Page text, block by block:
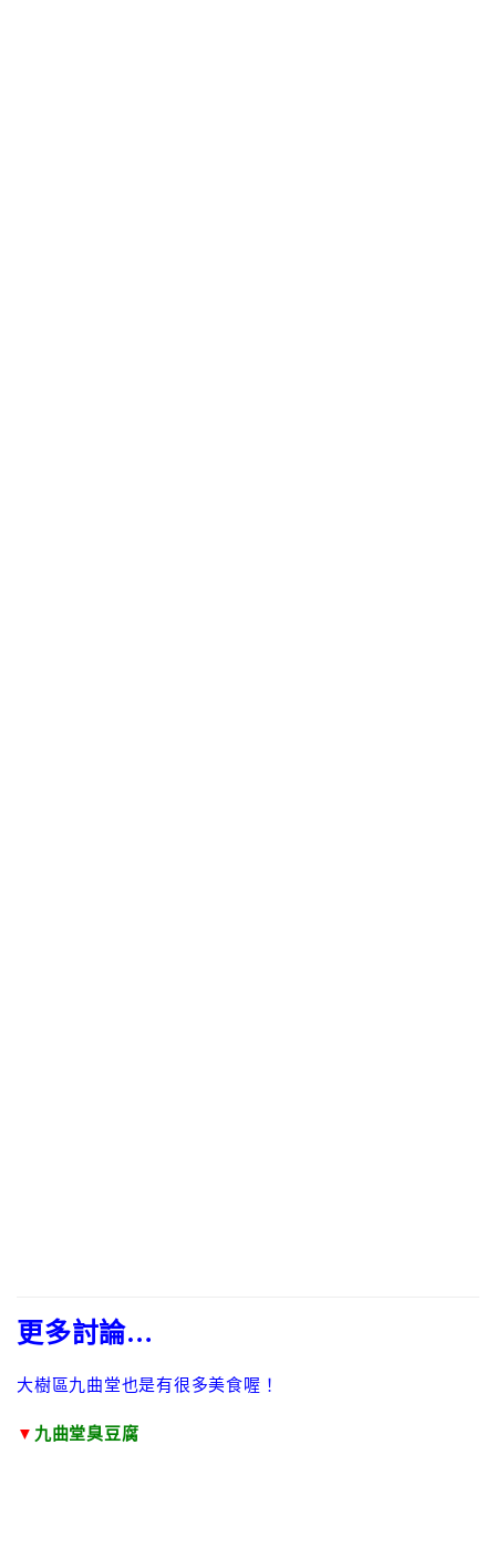
更多討論…
大樹區九曲堂也是有很多美食喔！
▼ 九曲堂臭豆腐